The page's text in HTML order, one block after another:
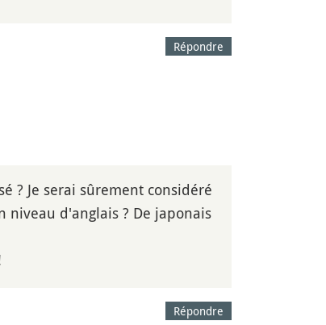
Répondre
? Je serai sûrement considéré
niveau d'anglais ? De japonais
Répondre